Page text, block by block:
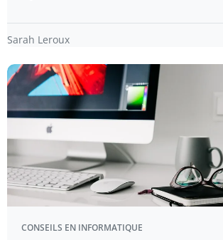
Sarah Leroux
CONSEILS EN INFORMATIQUE